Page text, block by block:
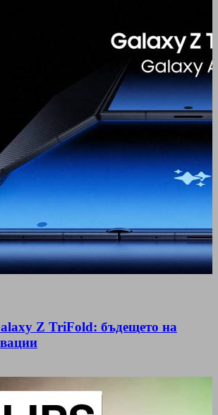
Z TriFold: бъдещето на